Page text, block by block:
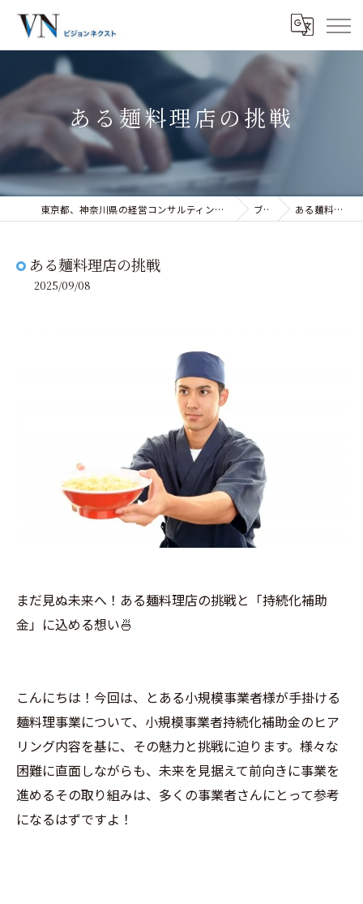
ある麺料理店の挑戦
東京都、神奈川県の経営コンサルティングなら株式会社ビジョンネクスト ブログ ある麺料理店の挑戦
ある麺料理店の挑戦
2025/09/08
まだ見ぬ未来へ！ある麺料理店の挑戦と「持続化補助
金」に込める想い🍜
こんにちは！今回は、とある小規模事業者様が手掛ける
麺料理事業について、小規模事業者持続化補助金のヒア
リング内容を基に、その魅力と挑戦に迫ります。様々な
困難に直面しながらも、未来を見据えて前向きに事業を
進めるその取り組みは、多くの事業者さんにとって参考
になるはずですよ！